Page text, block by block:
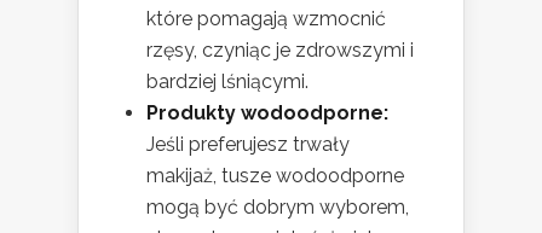
które pomagają wzmocnić
rzęsy, czyniąc je zdrowszymi i
bardziej lśniącymi.
Produkty wodoodporne:
Jeśli preferujesz trwały
makijaż, tusze wodoodporne
mogą być dobrym wyborem,